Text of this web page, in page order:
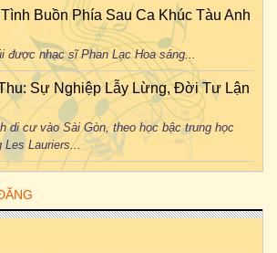
Buồn Phía Sau Ca Khúc Tàu Anh
được nhạc sĩ Phan Lạc Hoa sáng...
Sự Nghiệp Lẫy Lừng, Đời Tư Lận
di cư vào Sài Gòn, theo học bậc trung học
Les Lauriers...